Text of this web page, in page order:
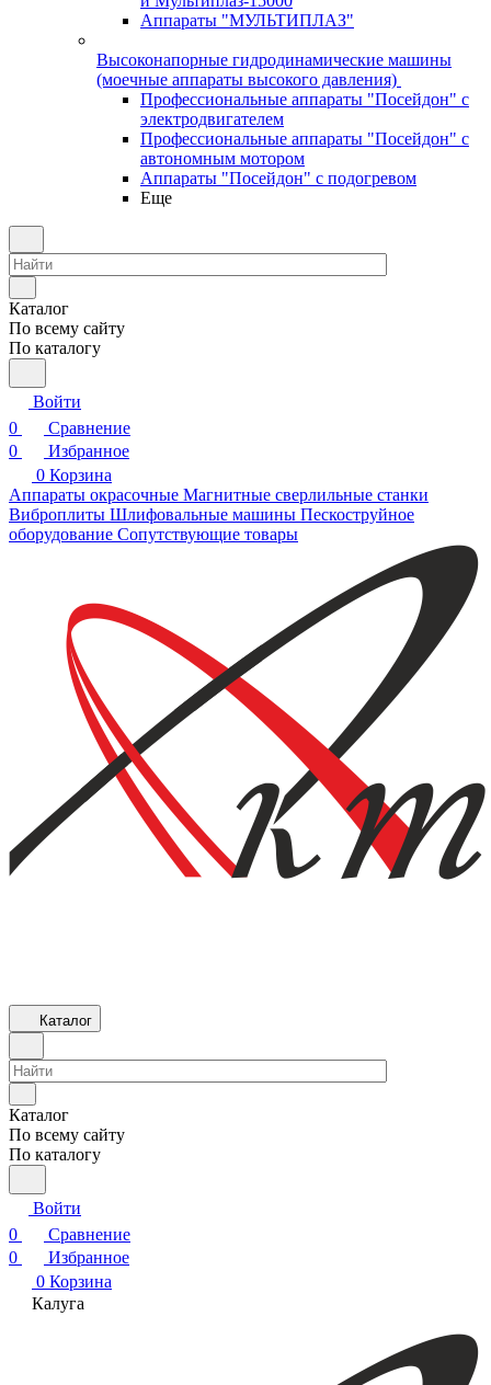
Аппараты "МУЛЬТИПЛАЗ"
Высоконапорные гидродинамические машины
(моечные аппараты высокого давления)
Профессиональные аппараты "Посейдон" с
электродвигателем
Профессиональные аппараты "Посейдон" с
автономным мотором
Аппараты "Посейдон" с подогревом
Еще
Каталог
По всему сайту
По каталогу
Войти
0
Сравнение
0
Избранное
0 Корзина
Аппараты окрасочные Магнитные сверлильные станки
Виброплиты Шлифовальные машины Пескоструйное
оборудование Сопутствующие товары
Каталог
Каталог
По всему сайту
По каталогу
Войти
0
Сравнение
0
Избранное
0 Корзина
Калуга